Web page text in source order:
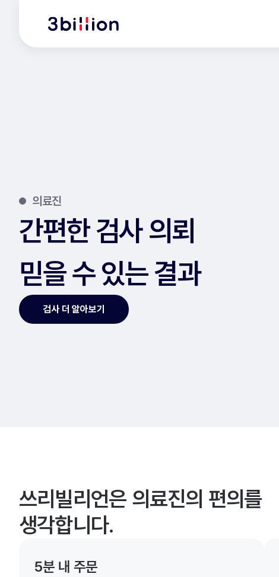
의료진
간편한 검사 의뢰
믿을 수 있는 결과
검사 더 알아보기
쓰리빌리언은 의료진의 편의를
생각합니다.
5분 내 주문